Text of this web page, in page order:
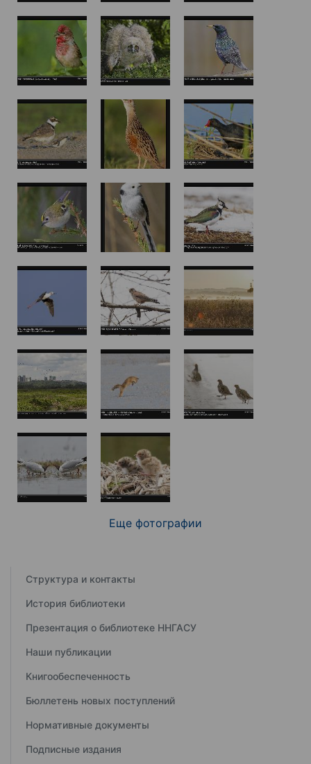
Еще фотографии
Структура и контакты
История библиотеки
Презентация о библиотеке ННГАСУ
Наши публикации
Книгообеспеченность
Бюллетень новых поступлений
Нормативные документы
Подписные издания